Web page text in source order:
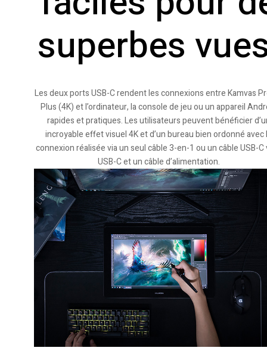
superbes
Les deux ports USB-C rendent les connexions entre Kamvas
Plus (4K) et l’ordinateur, la console de jeu ou un appareil
rapides et pratiques. Les utilisateurs peuvent bénéficier
incroyable effet visuel 4K et d’un bureau bien ordonné avec
connexion réalisée via un seul câble 3-en-1 ou un câble USB-C
USB-C et un câble d’alimentation.